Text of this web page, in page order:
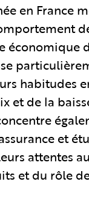
en France
économique
habitudes
et de la
et
attentes
et du rôle